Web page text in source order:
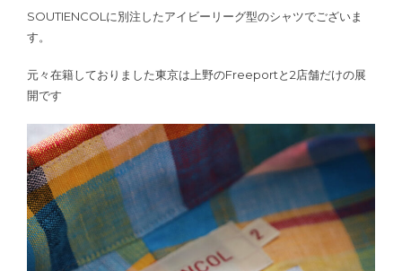
SOUTIENCOLに別注したアイビーリーグ型のシャツでございま
す。
元々在籍しておりました東京は上野のFreeportと2店舗だけの展
開です